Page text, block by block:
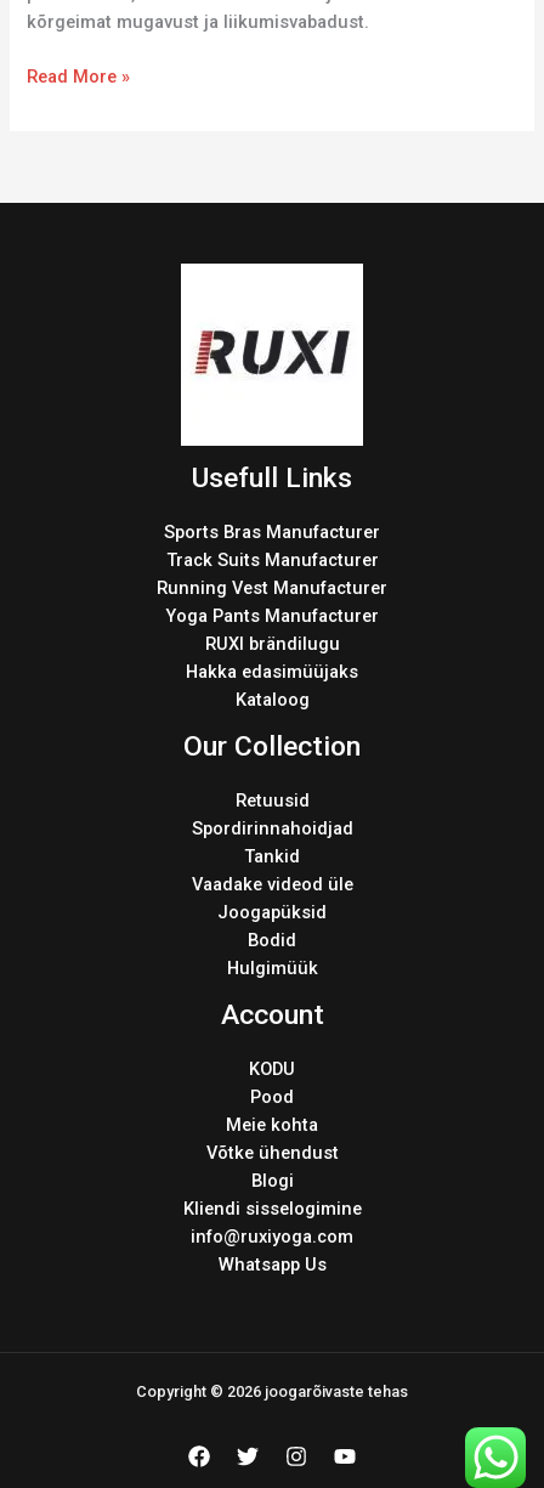
kõrgeimat mugavust ja liikumisvabadust.
Read More »
Usefull Links
Sports Bras Manufacturer
Track Suits Manufacturer
Running Vest Manufacturer
Yoga Pants Manufacturer
RUXI brändilugu
Hakka edasimüüjaks
Kataloog
Our Collection
Retuusid
Spordirinnahoidjad
Tankid
Vaadake videod üle
Joogapüksid
Bodid
Hulgimüük
Account
KODU
Pood
Meie kohta
Võtke ühendust
Blogi
Kliendi sisselogimine
info@ruxiyoga.com
Whatsapp Us
Copyright © 2026 joogarõivaste tehas